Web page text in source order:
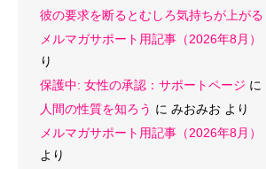
彼の要求を断るとむしろ気持ちが上がる
メルマガサポート用記事（2026年8月）
り
保護中: 女性の承認：サポートページ に
人間の性質を知ろう に みおみお より
メルマガサポート用記事（2026年8月）
より